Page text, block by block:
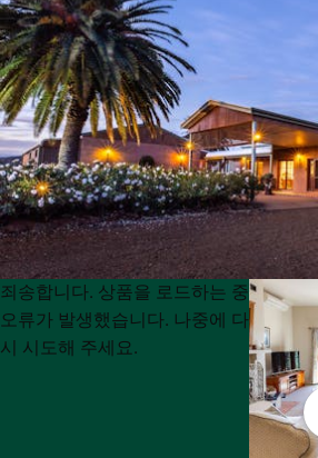
Product
List
Product
List
죄송합니다. 상품을 로드하는 중
오류가 발생했습니다. 나중에 다
시 시도해 주세요.